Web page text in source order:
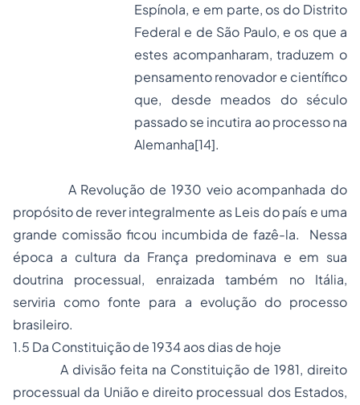
Espínola, e em parte, os do Distrito
Federal e de São Paulo, e os que a
estes acompanharam, traduzem o
pensamento renovador e científico
que, desde meados do século
passado se incutira ao processo na
Alemanha[14].
A Revolução de 1930 veio acompanhada do
propósito de rever integralmente as Leis do país e uma
grande comissão ficou incumbida de fazê-la. Nessa
época a cultura da França predominava e em sua
doutrina processual, enraizada também no Itália,
serviria como fonte para a evolução do processo
brasileiro.
1.5 Da Constituição de 1934 aos dias de hoje
A divisão feita na Constituição de 1981, direito
processual da União e direito processual dos Estados,